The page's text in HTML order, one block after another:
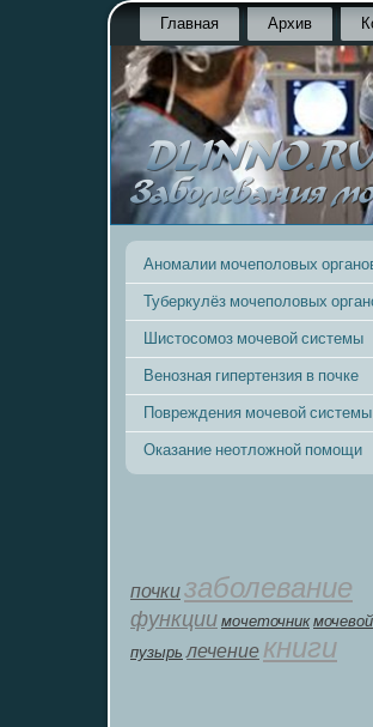
Главная Архив
Аномалии мочеполовых
Туберкулёз мочеполовых
Шистосомоз мочевой системы
Венозная гипертензия в почке
Повреждения мочевой системы
Оказание неотложной помощи
почкизаболевание
функции мοчеточник мочевой
пузырь лечение книги